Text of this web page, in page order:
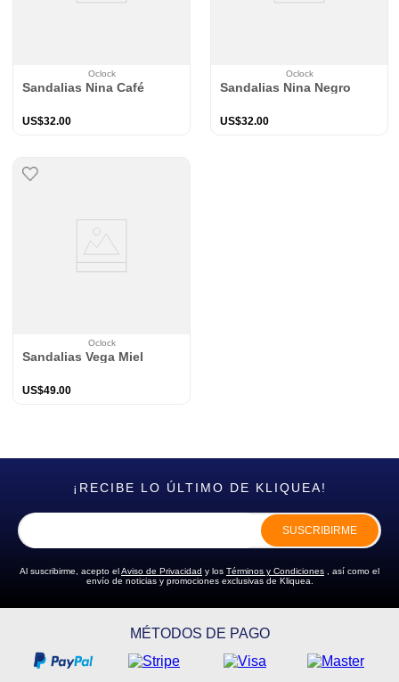
Oclock
Sandalias Nina Café
US$32.00
Oclock
Sandalias Nina Negro
US$32.00
Oclock
Sandalias Vega Miel
US$49.00
¡RECIBE LO ÚLTIMO DE KLIQUEA!
SUSCRIBIRME
Al suscribirme, acepto elAviso de Privacidad y los Términos y Condiciones , así como el
envío de noticias y promociones exclusivas de Kliquea.
MÉTODOS DE PAGO